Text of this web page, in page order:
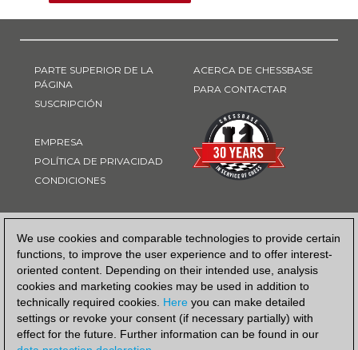
We use cookies and comparable technologies to provide certain
functions, to improve the user experience and to offer interest-
oriented content. Depending on their intended use, analysis
cookies and marketing cookies may be used in addition to
technically required cookies. Here you can make detailed
settings or revoke your consent (if necessary partially) with
effect for the future. Further information can be found in our
PARTE SUPERIOR DE LA
PÁGINA
SUSCRIPCIÓN
EMPRESA
POLÍTICA DE PRIVACIDAD
CONDICIONES
ACERCA DE CHESSBASE
PARA CONTACTAR
FORMA DE PAGO